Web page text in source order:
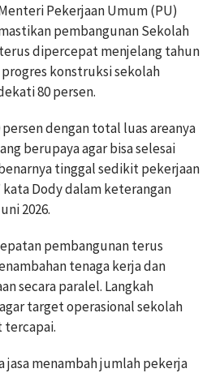
Pekerjaan Umum (PU)
pembangunan Sekolah
dipercepat menjelang tahun
konstruksi sekolah
80 persen.
dengan total luas areanya
berupaya agar bisa selesai
tinggal sedikit pekerjaan
Dody dalam keterangan
2026.
pembangunan terus
tenaga kerja dan
secara paralel. Langkah
target operasional sekolah
tercapai.
jasa menambah jumlah pekerja